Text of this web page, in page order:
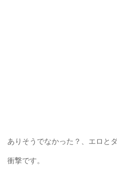
ありそうでなかった？、エロと
衝撃です。